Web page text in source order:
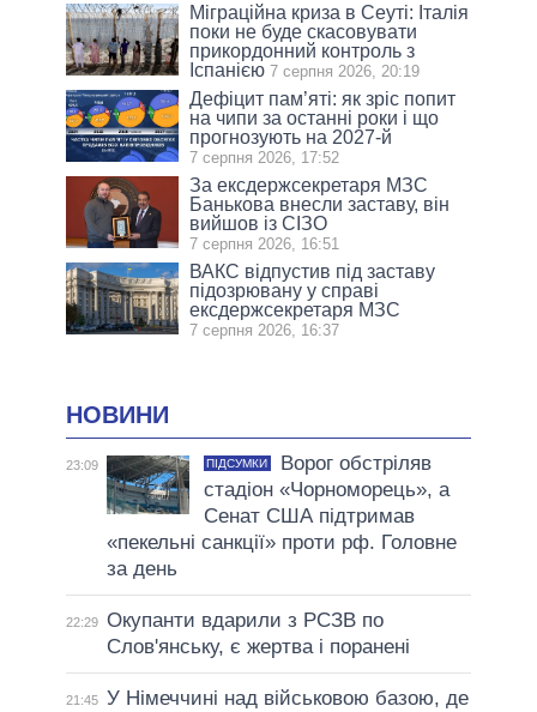
Міграційна криза в Сеуті: Італія
поки не буде скасовувати
прикордонний контроль з
Іспанією 7 серпня 2026, 20:19
Дефіцит пам’яті: як зріс попит
на чипи за останні роки і що
прогнозують на 2027-й
7 серпня 2026, 17:52
За ексдержсекретаря МЗС
Банькова внесли заставу, він
вийшов із СІЗО
7 серпня 2026, 16:51
ВАКС відпустив під заставу
підозрювану у справі
ексдержсекретаря МЗС
7 серпня 2026, 16:37
НОВИНИ
23:09 ПІДСУМКИ
Ворог обстріляв
стадіон «Чорноморець», а
Сенат США підтримав
«пекельні санкції» проти рф. Головне
за день
22:29 Окупанти вдарили з РСЗВ по
Слов'янську, є жертва і поранені
21:45 У Німеччині над військовою базою, де